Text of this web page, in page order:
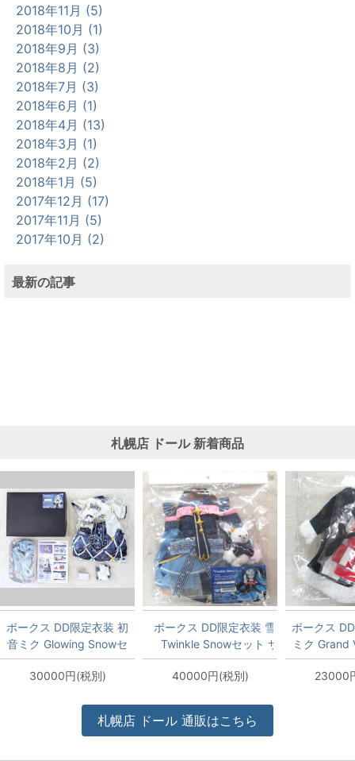
2018年11月 (5)
2018年10月 (1)
2018年9月 (3)
2018年8月 (2)
2018年7月 (3)
2018年6月 (1)
2018年4月 (13)
2018年3月 (1)
2018年2月 (2)
2018年1月 (5)
2017年12月 (17)
2017年11月 (5)
2017年10月 (2)
最新の記事
札幌店 ドール新着商品
ボークス DD限定衣装 初
音ミク Glowing Snowセ
ット サイズ:DDS・
DDSB・DD(SS/Sのみ)・
30000円(税別)
ボークス DD限定衣装 雪ミク
Twinkle Snowセット サイ
ズ:DDS(SS/S)/DDSB/DD(SS/S)
40000円(税別)
ボークス
ミク Grand
ト サイ
23000
札幌店 ドール 通販はこちら